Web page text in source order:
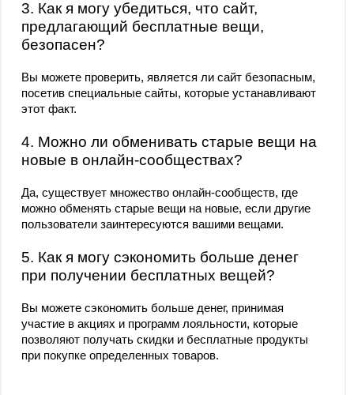
3. Как я могу убедиться, что сайт,
предлагающий бесплатные вещи,
безопасен?
Вы можете проверить, является ли сайт безопасным,
посетив специальные сайты, которые устанавливают
этот факт.
4. Можно ли обменивать старые вещи на
новые в онлайн-сообществах?
Да, существует множество онлайн-сообществ, где
можно обменять старые вещи на новые, если другие
пользователи заинтересуются вашими вещами.
5. Как я могу сэкономить больше денег
при получении бесплатных вещей?
Вы можете сэкономить больше денег, принимая
участие в акциях и программ лояльности, которые
позволяют получать скидки и бесплатные продукты
при покупке определенных товаров.